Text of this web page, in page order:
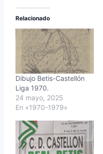
Relacionado
Dibujo Betis-Castellón
Liga 1970.
24 mayo, 2025
En «1970-1979»